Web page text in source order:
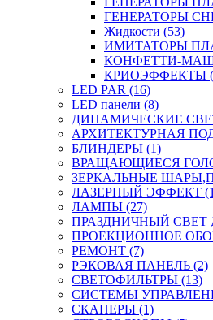
ГЕНЕРАТОРЫ
Жидкости (53)
ИМИТАТОРЫ
КОНФЕТТИ-
КРИОЭФФЕКТЫ
LED PAR (16)
LED панели (8)
ДИНАМИЧЕСКИЕ
АРХИТЕКТУРНАЯ
БЛИНДЕРЫ (1)
ВРАЩАЮЩИЕСЯ
ЗЕРКАЛЬНЫЕ
ЛАЗЕРНЫЙ ЭФФЕКТ
ЛАМПЫ (27)
ПРАЗДНИЧНЫЙ СВЕТ
ПРОЕКЦИОННОЕ
РЕМОНТ (7)
РЭКОВАЯ ПАНЕЛЬ (2)
СВЕТОФИЛЬТРЫ (13)
СИСТЕМЫ
СКАНЕРЫ (1)